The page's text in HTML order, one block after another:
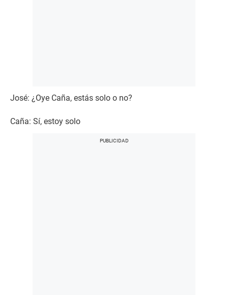
José: ¿Oye Caña, estás solo o no?
Caña: Sí, estoy solo